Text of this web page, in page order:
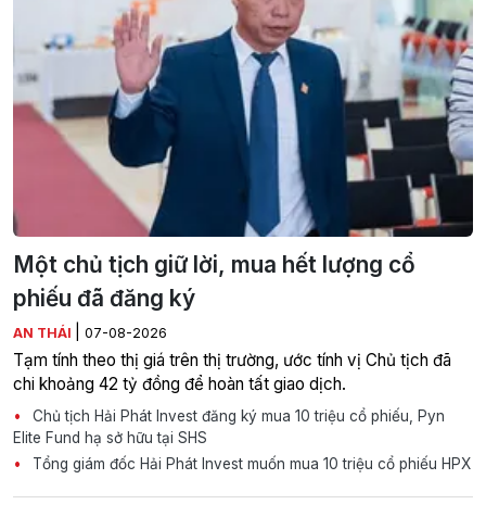
Một chủ tịch giữ lời, mua hết lượng cổ
phiếu đã đăng ký
AN THÁI 07-08-2026
Tạm tính theo thị giá trên thị trường, ước tính vị Chủ tịch đã
chi khoảng 42 tỷ đồng để hoàn tất giao dịch.
Chủ tịch Hải Phát Invest đăng ký mua 10 triệu cổ phiếu, Pyn
Elite Fund hạ sở hữu tại SHS
Tổng giám đốc Hải Phát Invest muốn mua 10 triệu cổ phiếu HPX